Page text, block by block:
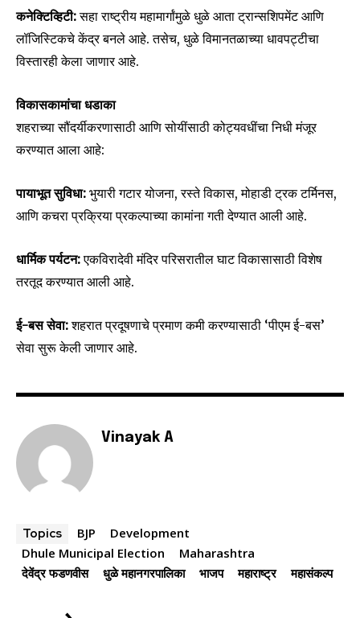
Join our community of
SUBSCRIBERS and be part of the
conversation.
or click the subscribe button below. Don't worry, we respect
your privacy and won't spam your inbox. Your information is
safe with us.
I've read and accept the
6,300
कनेक्टिव्हिटी:सहा राष्ट्रीय महामार्गांमुळे धुळे आता ट्रान्सशिपमेंट आणि
लॉजिस्टिकचे केंद्र बनले आहे. तसेच, धुळे विमानतळाच्या धावपट्टीचा
विस्तारही केला जाणार आहे.
विकासकामांचा धडाका
शहराच्या सौंदर्यीकरणासाठी आणि सोयींसाठी कोट्यवधींचा निधी मंजूर
करण्यात आला आहे:
पायाभूत सुविधा: भुयारी गटार योजना, रस्ते विकास, मोहाडी ट्रक टर्मिनस,
आणि कचरा प्रक्रिया प्रकल्पाच्या कामांना गती देण्यात आली आहे.
धार्मिक पर्यटन:एकविरादेवी मंदिर परिसरातील घाट विकासासाठी विशेष
तरतूद करण्यात आली आहे.
ई-बस सेवा:शहरात प्रदूषणाचे प्रमाण कमी करण्यासाठी ‘पीएम ई-बस’
सेवा सुरू केली जाणार आहे.
Vinayak A
Topics BJP
Development
Dhule Municipal Election
Maharashtra
देवेंद्र फडणवीस
धुळे महानगरपालिका भाजप महाराष्ट्र महासंकल्प